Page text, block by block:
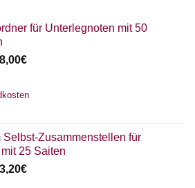
für Unterlegnoten mit 50
€
Selbst-Zusammenstellen für
25 Saiten
€